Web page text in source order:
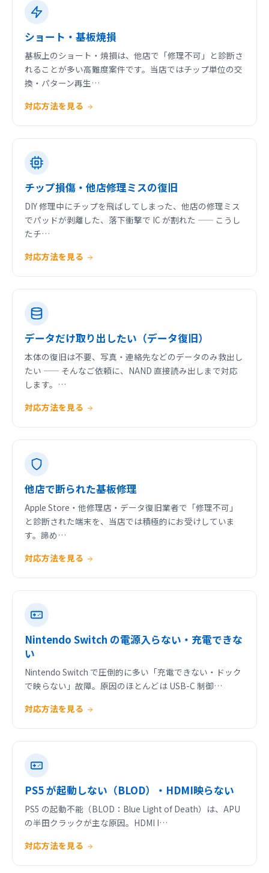
ショート・基板焼損
基板上のショート・焼損は、他店で「修理不可」と診断さ
れることが多い高難度案件です。当店ではチップ単位の交
換・パターン再生…
対応方法を見る
チップ損傷・他店修理ミスの復旧
DIY 修理中にチップを飛ばしてしまった、他店の修理ミス
でパッドが剥離した、落下衝撃で IC が割れた —— こうし
たチ…
対応方法を見る
データだけ取り出したい（データ復旧）
本体の復旧は不要、写真・連絡先などのデータのみ救出し
たい —— そんなご依頼に、NAND 直接読み出しまで対応
します。…
対応方法を見る
他店で断られた基板修理
Apple Store・他修理店・データ復旧業者で「修理不可」
と診断された端末を、当店では積極的にお受けしていま
す。諦め…
対応方法を見る
Nintendo Switch の電源入らない・充電できな
い
Nintendo Switch で圧倒的に多い「充電できない・ドック
で映らない」故障。原因のほとんどは USB-C 制御…
対応方法を見る
PS5 が起動しない（BLOD）・HDMI映らない
PS5 の起動不能（BLOD：Blue Light of Death）は、APU
の半田クラックが主な原因。HDMI I…
対応方法を見る